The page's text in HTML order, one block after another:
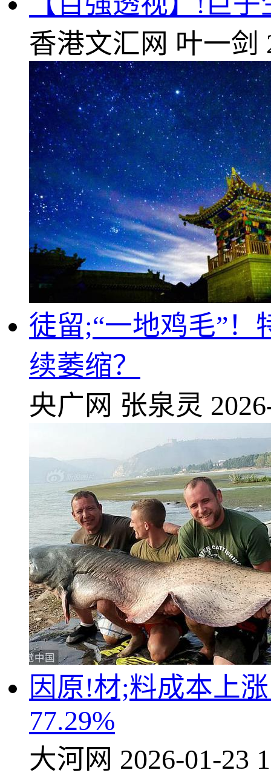
香港文汇网 叶一剑
徒留;“一地鸡毛”
续萎缩？
央广网 张泉灵
因原!材;料成本上
77.29%
大河网 2026-01-23